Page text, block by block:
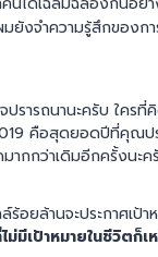
จำความรู้สึกของกา
ปรารถนานะครับ ใ
คือสุดยอดปีที่คุณป
กกว่าเดิมอีกครั้งนะค
ร้อยล้านจะประกาศเ
ม่มีเป้าหมายในชีวิตก็